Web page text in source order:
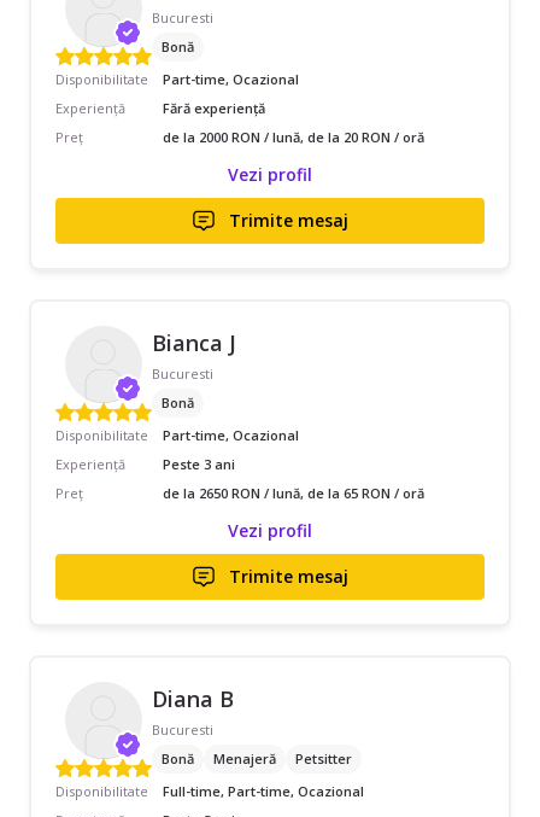
Bucuresti
Bonă
Disponibilitate
Part-time, Ocazional
Experiență
Fără experiență
Preț
de la 2000 RON / lună, de la 20 RON / oră
Vezi profil
Trimite mesaj
Bianca J
Bucuresti
Bonă
Disponibilitate
Part-time, Ocazional
Experiență
Peste 3 ani
Preț
de la 2650 RON / lună, de la 65 RON / oră
Vezi profil
Trimite mesaj
Diana B
Bucuresti
Bonă
Menajeră
Petsitter
Disponibilitate
Full-time, Part-time, Ocazional